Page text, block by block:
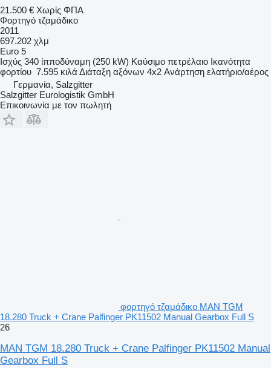
21.500 € Χωρίς ΦΠΑ
Φορτηγό τζαμάδικο
2011
697.202 χλμ
Euro 5
Ισχύς 340 ίπποδύναμη (250 kW) Καύσιμο πετρέλαιο Ικανότητα
φορτίου 7.595 κιλά Διάταξη αξόνων 4x2 Ανάρτηση ελατήριο/αέρος
Γερμανία, Salzgitter
Salzgitter Eurologistik GmbH
Επικοινωνία με τον πωλητή
φορτηγό τζαμάδικο MAN TGM
18.280 Truck + Crane Palfinger PK11502 Manual Gearbox Full S
26
MAN TGM 18.280 Truck + Crane Palfinger PK11502 Manual
Gearbox Full S